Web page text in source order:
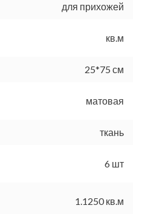
для прихожей
кв.м
25*75 см
матовая
ткань
6 шт
1.1250 кв.м